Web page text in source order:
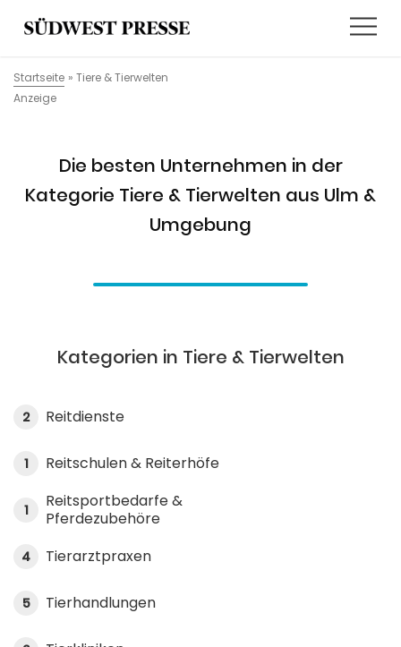
Startseite » Tiere & Tierwelten
Anzeige
Die besten Unternehmen in der
Kategorie Tiere & Tierwelten aus Ulm &
Umgebung
Kategorien in Tiere & Tierwelten
2 Reitdienste
1 Reitschulen & Reiterhöfe
1
Reitsportbedarfe &
Pferdezubehöre
4 Tierarztpraxen
5 Tierhandlungen